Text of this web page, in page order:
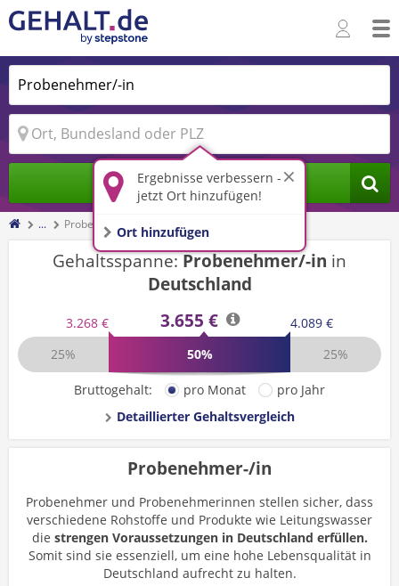
Ergebnisse verbessern -
jetzt Ort hinzufügen!
Ort hinzufügen
Jobs finden
... Probenehmer/-in
Gehaltsspanne:Probenehmer/-in in
Deutschland
3.268 € 3.655 €
4.089 €
25%
50% 25%
Bruttogehalt: pro Monat
pro Jahr
Detaillierter Gehaltsvergleich
Probenehmer-/in
Probenehmer und Probenehmerinnen stellen sicher, dass
verschiedene Rohstoffe und Produkte wie Leitungswasser
die strengen Voraussetzungen in Deutschland erfüllen.
Somit sind sie essenziell, um eine hohe Lebensqualität in
Deutschland aufrecht zu halten.